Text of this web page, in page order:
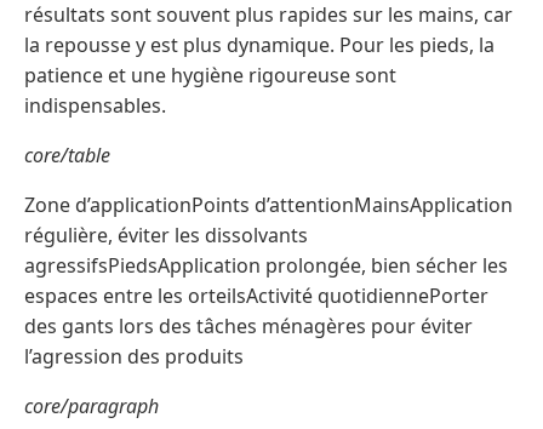
résultats sont souvent plus rapides sur les mains, car
la repousse y est plus dynamique. Pour les pieds, la
patience et une hygiène rigoureuse sont
indispensables.
core/table
Zone d’applicationPoints d’attentionMainsApplication
régulière, éviter les dissolvants
agressifsPiedsApplication prolongée, bien sécher les
espaces entre les orteilsActivité quotidiennePorter
des gants lors des tâches ménagères pour éviter
l’agression des produits
core/paragraph